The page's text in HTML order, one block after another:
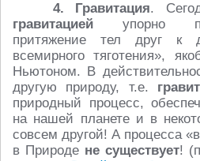
4. Гравитация.
гравитацией упорно
притяжение тел друг к
всемирного тяготения»,
Ньютоном. В
другую природу, т.е.
природный процесс,
на нашей планете и в
совсем другой! А процесса
в Природе не существует!